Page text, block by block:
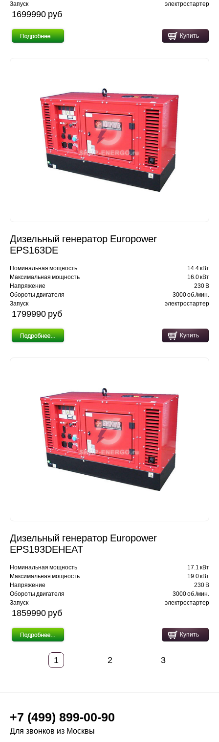
Запуск
электростартер
1699990 pуб
Купить
Дизельный генератор Europower
EPS163DE
Номинальная мощность
14.4 кВт
Максимальная мощность
16.0 кВт
Напряжение
230 В
Обороты двигателя
3000 об./мин.
Запуск
электростартер
1799990 pуб
Купить
Дизельный генератор Europower
EPS193DEHEAT
Номинальная мощность
17.1 кВт
Максимальная мощность
19.0 кВт
Напряжение
230 В
Обороты двигателя
3000 об./мин.
Запуск
электростартер
1859990 pуб
Купить
1 2 3
+7 (499) 899-00-90
Для звонков из Москвы